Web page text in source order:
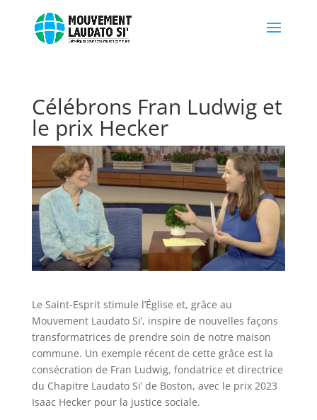
Célébrons Fran Ludwig et
le prix Hecker
Le Saint-Esprit stimule l’Église et, grâce au
Mouvement Laudato Si’, inspire de nouvelles façons
transformatrices de prendre soin de notre maison
commune. Un exemple récent de cette grâce est la
consécration de Fran Ludwig, fondatrice et directrice
du Chapitre Laudato Si’ de Boston, avec le prix 2023
Isaac Hecker pour la justice sociale.